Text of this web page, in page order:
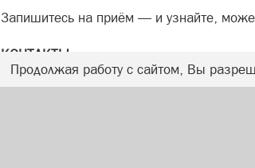
Запишитесь на приём — и узнайте,
КОНТАКТЫ
МЦ «Надежда МЕД»: г. Череповец, ул. К.
Продолжая работу с сайтом, Вы